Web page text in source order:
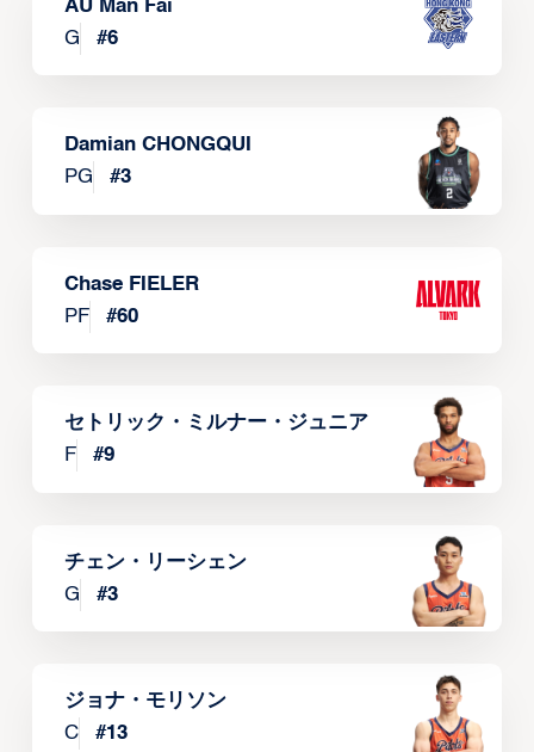
AU Man Fai
G
#6
Damian CHONGQUI
PG
#3
Chase FIELER
PF
#60
セトリック・ミルナー・ジュニア
F
#9
チェン・リーシェン
G
#3
ジョナ・モリソン
C
#13